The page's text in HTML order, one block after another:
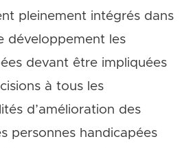
pleinement intégrés dans
développement les
devant être impliquées
à tous les
d’amélioration des
personnes handicapées